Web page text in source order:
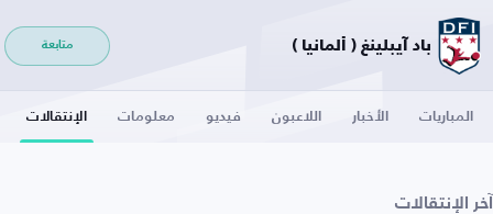
باد آيبلينغ ( ألمانيا ) متابعة
المباريات الأخبار اللاعبون فيديو معلومات الإنتقالات
آخر الإنتقالات